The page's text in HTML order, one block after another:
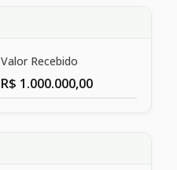
Valor Recebido
R$ 1.000.000,00